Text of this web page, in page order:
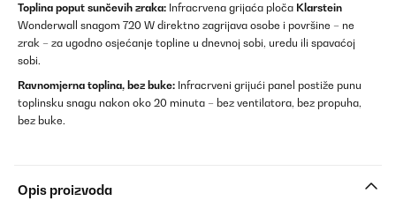
Toplina poput sunčevih zraka: Infracrvena grijaća ploča Klarstein
Wonderwall snagom 720 W direktno zagrijava osobe i površine – ne
zrak – za ugodno osjećanje topline u dnevnoj sobi, uredu ili spavaćoj
sobi.
Ravnomjerna toplina, bez buke: Infracrveni grijući panel postiže punu
toplinsku snagu nakon oko 20 minuta – bez ventilatora, bez propuha,
bez buke.
Opis proizvoda